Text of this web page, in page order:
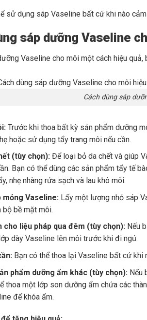
sử dụng sáp Vaseline bất cứ khi nào
sáp dưỡng Vaseline
Vaseline cho môi một cách hiệu quả,
Cách dùng sáp
Trước khi thoa bất kỳ sản phẩm dưỡng
hoặc sử dụng tẩy trang môi nếu cần.
(tùy chọn): Để loại bỏ da chết và giúp
Bạn có thể dùng các sản phẩm tẩy tế
nhẹ nhàng rửa sạch và lau khô môi.
mỏng Vaseline: Lấy một lượng nhỏ sáp
bộ bề mặt môi.
cho liệu pháp qua đêm (tùy chọn): Nếu
dày Vaseline lên môi trước khi đi ngủ.
Bạn có thể thoa lại Vaseline bất cứ khi
phẩm dưỡng ẩm khác (tùy chọn): Nếu
thoa một lớp son dưỡng ẩm chứa các
để khóa ẩm.